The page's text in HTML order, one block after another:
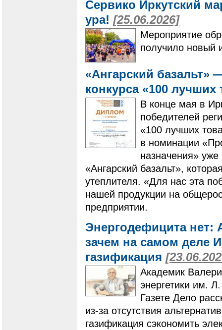
Сервико Иркутский
ура! [25.06.2026]
Мероприятие
получило новый
«Ангарский базальт»
конкурса «100
В конце мая в
победителей
«100 лучших
в номинации
назначения»
«Ангарский базальт»,
утеплителя. «Для нас эта
нашей продукции на
предприятии.
Энергодефицита нет:
зачем на самом деле
газификация
Академик
энергетики им.
Газете Дело
из-за отсутствия
газификация сэкономить